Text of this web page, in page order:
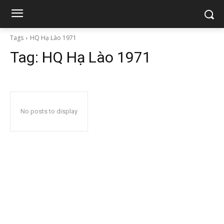
Tags HQ Hạ Lào 1971
Tag: HQ Hạ Lào 1971
No posts to display